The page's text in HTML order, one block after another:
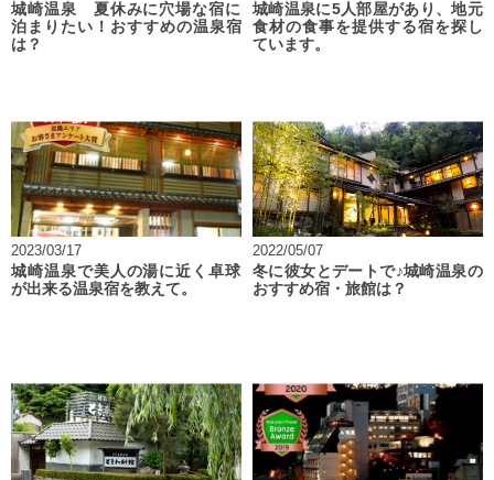
城崎温泉 夏休みに穴場な宿に
泊まりたい！おすすめの温泉宿
は？
城崎温泉に5人部屋があり、地元
食材の食事を提供する宿を探し
ています。
2023/03/17
城崎温泉で美人の湯に近く卓球
が出来る温泉宿を教えて。
2022/05/07
冬に彼女とデートで♪城崎温泉の
おすすめ宿・旅館は？